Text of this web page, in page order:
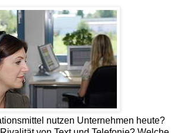
nutzen Unternehmen heute?